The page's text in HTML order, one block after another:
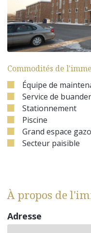
Commodités de
Équipe de
Service de
Stationnement
Piscine
Grand espace
Secteur paisible
À propos de
Adresse